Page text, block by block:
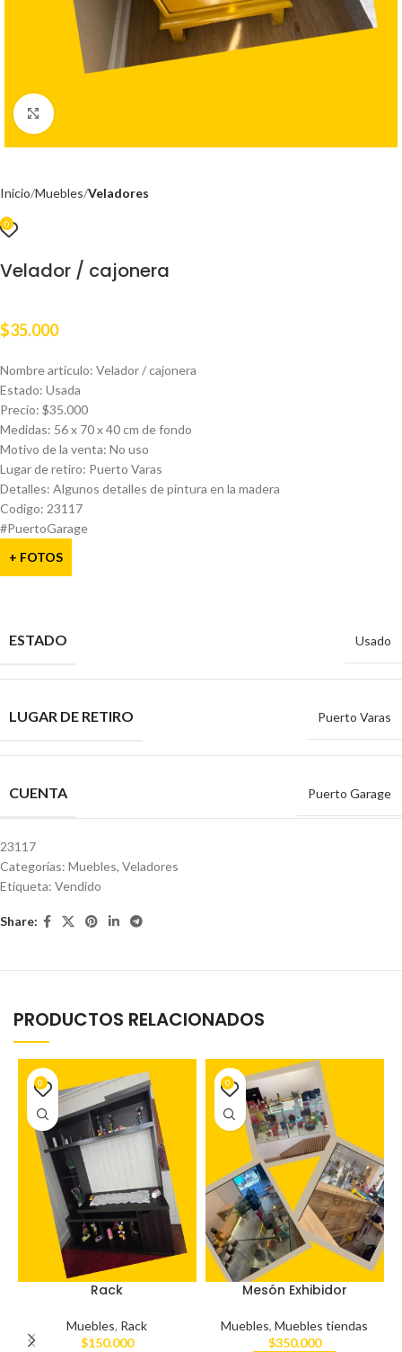
Clic para ampliar
Inicio Muebles Veladores
0
Velador / cajonera
$35.000
Nombre articulo: Velador / cajonera
Estado: Usada
Precio: $35.000
Medidas: 56 x 70 x 40 cm de fondo
Motivo de la venta: No uso
Lugar de retiro: Puerto Varas
Detalles: Algunos detalles de pintura en la madera
Codigo: 23117
#PuertoGarage
+ FOTOS
ESTADO Usado
LUGAR DE RETIRO Puerto Varas
CUENTA Puerto Garage
23117
Categorías: Muebles, Veladores
Etiqueta: Vendido
Share:
PRODUCTOS RELACIONADOS
Rack
Muebles, Rack
$150.000
0
Mesón Exhibidor
Muebles,Muebles tiendas
$350.000
0